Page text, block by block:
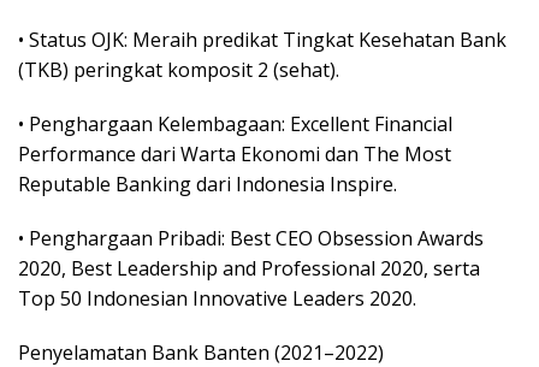
• Status OJK: Meraih predikat Tingkat Kesehatan Bank
(TKB) peringkat komposit 2 (sehat).
• Penghargaan Kelembagaan: Excellent Financial
Performance dari Warta Ekonomi dan The Most
Reputable Banking dari Indonesia Inspire.
• Penghargaan Pribadi: Best CEO Obsession Awards
2020, Best Leadership and Professional 2020, serta
Top 50 Indonesian Innovative Leaders 2020.
Penyelamatan Bank Banten (2021–2022)